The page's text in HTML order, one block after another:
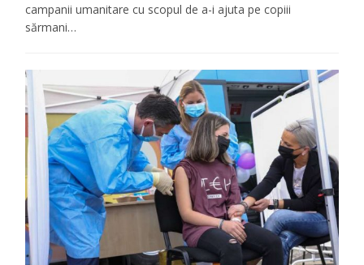
campanii umanitare cu scopul de a-i ajuta pe copiii
sărmani…